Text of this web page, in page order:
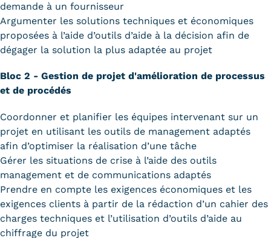
demande à un fournisseur
Argumenter les solutions techniques et économiques
proposées à l’aide d’outils d’aide à la décision afin de
dégager la solution la plus adaptée au projet
Bloc 2 - Gestion de projet d'amélioration de processus
et de procédés
Coordonner et planifier les équipes intervenant sur un
projet en utilisant les outils de management adaptés
afin d’optimiser la réalisation d’une tâche
Gérer les situations de crise à l’aide des outils
management et de communications adaptés
Prendre en compte les exigences économiques et les
exigences clients à partir de la rédaction d’un cahier des
charges techniques et l’utilisation d’outils d’aide au
chiffrage du projet